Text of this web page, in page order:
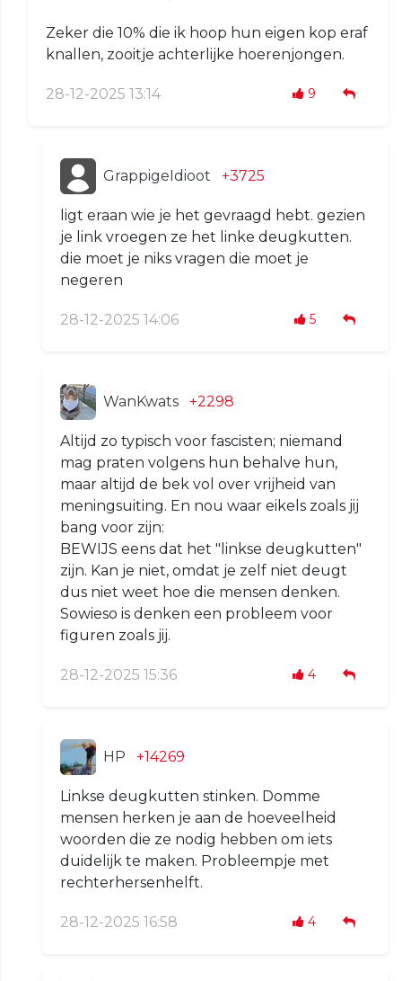
Zeker die 10% die ik hoop hun eigen kop eraf
knallen, zooitje achterlijke hoerenjongen.
28-12-2025 13:14 9
GrappigeIdioot +3725
ligt eraan wie je het gevraagd hebt. gezien
je link vroegen ze het linke deugkutten.
die moet je niks vragen die moet je
negeren
28-12-2025 14:06 5
WanKwats +2298
Altijd zo typisch voor fascisten; niemand
mag praten volgens hun behalve hun,
maar altijd de bek vol over vrijheid van
meningsuiting. En nou waar eikels zoals jij
bang voor zijn:
BEWIJS eens dat het "linkse deugkutten"
zijn. Kan je niet, omdat je zelf niet deugt
dus niet weet hoe die mensen denken.
Sowieso is denken een probleem voor
figuren zoals jij.
28-12-2025 15:36 4
HP +14269
Linkse deugkutten stinken. Domme
mensen herken je aan de hoeveelheid
woorden die ze nodig hebben om iets
duidelijk te maken. Probleempje met
rechterhersenhelft.
28-12-2025 16:58 4